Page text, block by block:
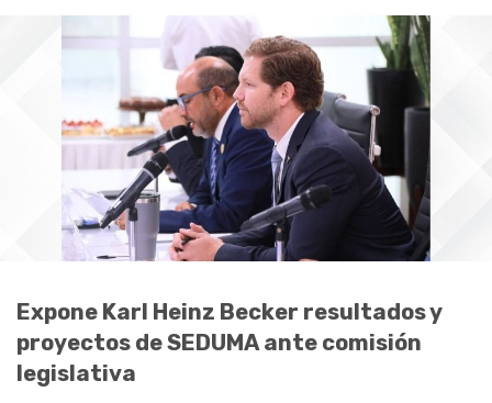
Expone Karl Heinz Becker resultados y
proyectos de SEDUMA ante comisión
legislativa